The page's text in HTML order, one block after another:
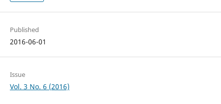
Published
2016-06-01
Issue
Vol. 3 No. 6 (2016)